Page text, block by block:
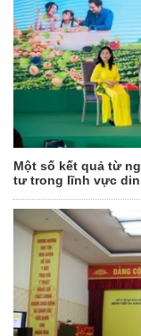
Một số kết quả từ
tư trong lĩnh vực